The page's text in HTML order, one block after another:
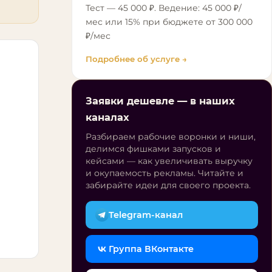
Тест — 45 000 ₽. Ведение: 45 000 ₽/
мес или 15% при бюджете от 300 000
₽/мес
Подробнее об услуге →
Заявки дешевле — в наших
каналах
Разбираем рабочие воронки и ниши,
делимся фишками запусков и
кейсами — как увеличивать выручку
и окупаемость рекламы. Читайте и
забирайте идеи для своего проекта.
Telegram-канал
Группа ВКонтакте